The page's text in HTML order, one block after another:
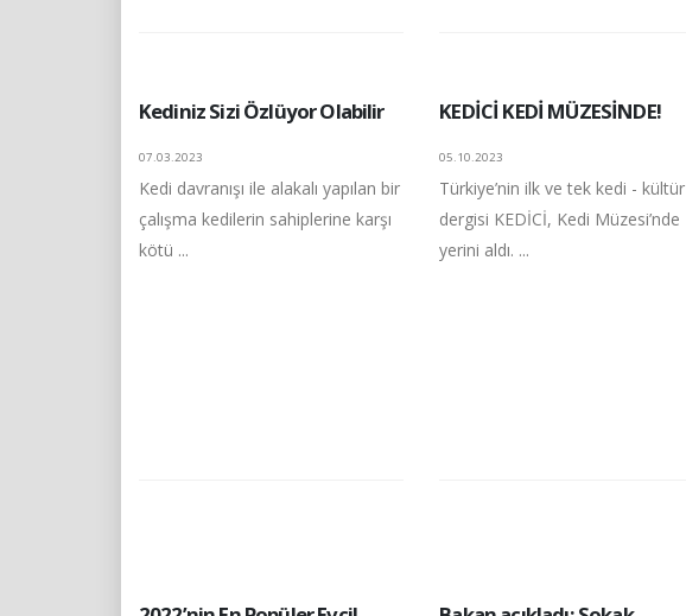
Kediniz Sizi Özlüyor Olabilir
07.03.2023
Kedi davranışı ile alakalı yapılan bir
çalışma kedilerin sahiplerine karşı
kötü ...
KEDİCİ KEDİ MÜZESİNDE!
05.10.2023
Türkiye’nin ilk ve tek kedi - kültür
dergisi KEDİCİ, Kedi Müzesi’nde
yerini aldı. ...